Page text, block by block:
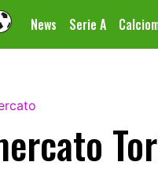
News Serie A